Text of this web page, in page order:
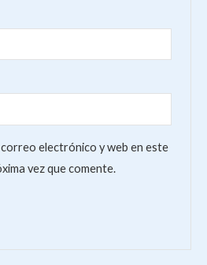
electrónico y web en este
vez que comente.